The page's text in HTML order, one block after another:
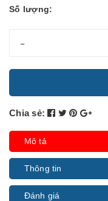
Số lượng:
-
Chia sẻ:
Mô tả
Thông tin
Đánh giá